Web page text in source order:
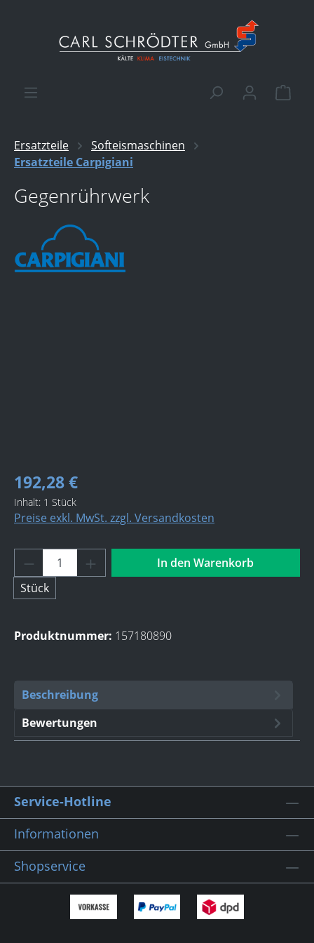
Ersatzteile
Softeismaschinen
Ersatzteile Carpigiani
Gegenrührwerk
192,28 €
Inhalt: 1 Stück
Preise exkl. MwSt. zzgl. Versandkosten
Produkt Anzahl: Gib den gewünschten
Stück
In den Warenkorb
Produktnummer: 157180890
Beschreibung
Bewertungen
Service-Hotline
Informationen
Shopservice